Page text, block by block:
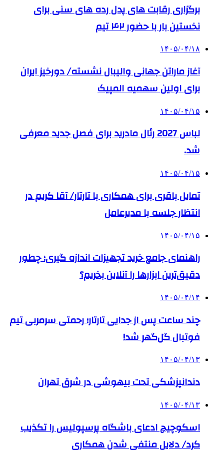
برگزاری رقابت های پدل رده های سنی برای
نخستین بار با حضور ۴۲ تیم
۱۴۰۵/۰۴/۱۸
آغاز ماراتن جهانی والیبال نشسته/ دورخیز ایران
برای اولین سهمیه المپیک
۱۴۰۵/۰۴/۱۵
لباس 2027 رئال مادرید برای فصل جدید معرفی
شد.
۱۴۰۵/۰۴/۱۵
تمایل باقری برای همکاری با تارتار/ آقا کریم در
انتظار جلسه با مدیرعامل
۱۴۰۵/۰۴/۱۵
راهنمای جامع خرید تجهیزات اندازه گیری؛ چطور
دقیق‌ترین ابزارها را آنلاین بخریم؟
۱۴۰۵/۰۴/۱۴
چند ساعت پس از جدایی تارتار؛ رحمتی سرمربی تیم
فوتبال گل‌گهر شد!
۱۴۰۵/۰۴/۱۳
دندانپزشکی تحت بیهوشی در شرق تهران
۱۴۰۵/۰۴/۱۳
اسکوچیچ ادعای باشگاه پرسپولیس را تکذیب
کرد/ دلایل منتفی شدن همکاری